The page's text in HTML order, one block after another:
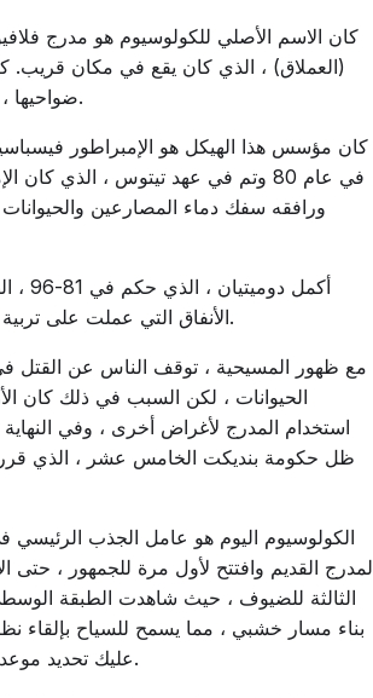
كان الاسم الأصلي للكولوسيوم هو مدرج
ضواحيها ، من بينها الكولوسيوم ، بالطبع ، كان المدرج الرئيسي ويقع في وسط روما.
كان مؤسس هذا الهيكل هو الإمبراطور
ورافقه سفك دماء المصارعين
الأنفاق التي عملت على تربية الحيوانات التي قاتلت في الساحة ، وكذلك السجناء الذين ينتظرون دورهم.
مع ظهور المسيحية ، توقف الناس عن القتل
الحيوانات ، لكن السبب في ذلك كان
استخدام المدرج لأغراض أخرى ، وفي النهاية
ظل حكومة بنديكت الخامس عشر ، الذي قرر
القديم وافتتح لأول مرة للجمهور ، حتى
الثالثة للضيوف ، حيث شاهدت الطبقة الوسطى
بناء مسار خشبي ، مما يسمح للسياح بإلقاء
عليك تحديد موعد مسبقا ، حيث يتم إجراء زيارات فردية هنا ، في مجموعات من 25 شخصا.